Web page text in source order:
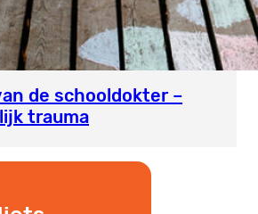
de schooldokter –
trauma